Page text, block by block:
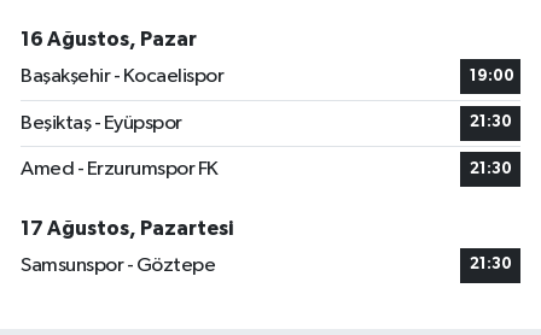
16 Ağustos, Pazar
Başakşehir - Kocaelispor
19:00
Beşiktaş - Eyüpspor 21:30
Amed - Erzurumspor FK 21:30
17 Ağustos, Pazartesi
Samsunspor - Göztepe
21:30